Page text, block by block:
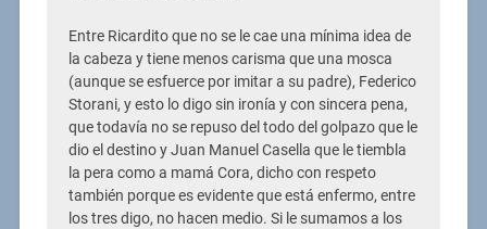
Entre Ricardito que no se le cae una mínima idea de
la cabeza y tiene menos carisma que una mosca
(aunque se esfuerce por imitar a su padre), Federico
Storani, y esto lo digo sin ironía y con sincera pena,
que todavía no se repuso del todo del golpazo que le
dio el destino y Juan Manuel Casella que le tiembla
la pera como a mamá Cora, dicho con respeto
también porque es evidente que está enfermo, entre
los tres digo, no hacen medio. Si le sumamos a los